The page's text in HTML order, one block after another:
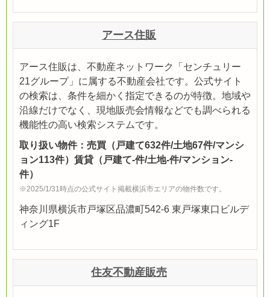
アース住販
アース住販は、不動産ネットワーク「センチュリー
21グループ」に属する不動産会社です。公式サイト
の検索は、条件を細かく指定できるのが特徴。地域や
沿線だけでなく、現地販売会情報などでも調べられる
機能性の高い検索システムです。
取り扱い物件：売買（戸建て632件/土地67件/マンシ
ョン113件）賃貸（戸建て-件/土地-件/マンション-
件）
※2025/1/31時点の公式サイト掲載横浜市エリアの物件数です。
神奈川県横浜市戸塚区品濃町542-6 東戸塚東口ビルデ
ィング1F
住友不動産販売